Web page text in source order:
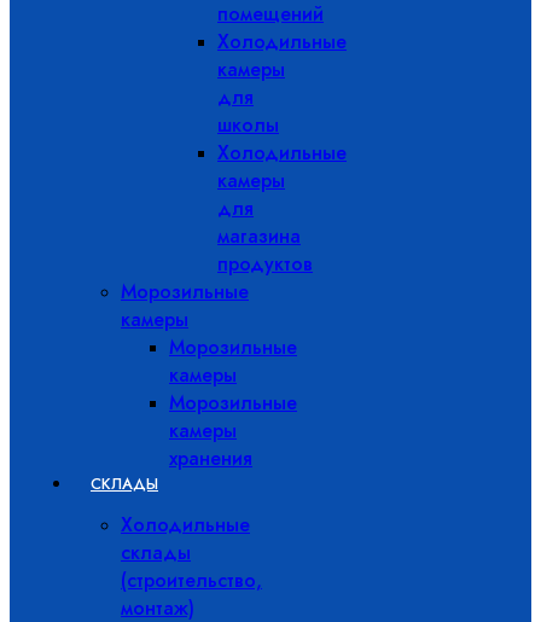
помещений
Холодильные
камеры
для
школы
Холодильные
камеры
для
магазина
продуктов
Морозильные
камеры
Морозильные
камеры
Морозильные
камеры
хранения
СКЛАДЫ
Холодильные
склады
(строительство,
монтаж)